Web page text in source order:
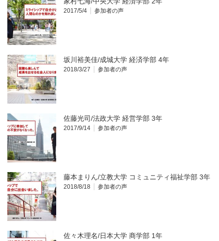
2017/5/4 参加者の声
坂川裕美佳/成城大学 経済学部 4年
2018/3/27 参加者の声
佐藤光司/法政大学 経営学部 3年
2017/9/14 参加者の声
藤本まりん/立教大学 コミュニティ福祉学部 3年
2018/8/18 参加者の声
佐々木理名/日本大学 商学部 1年